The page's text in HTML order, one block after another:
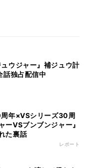
ウジャー』補ジュウ計
話独占配信中
年×VSシリーズ30周
ーVSブンブンジャー』
た裏話
レポート